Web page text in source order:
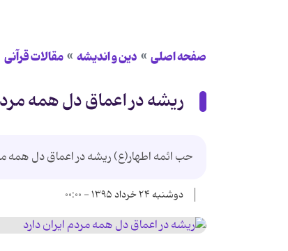
صفحه اصلی دین و اندیشه مقالات قرآنی
ریشه در اعماق دل همه
حب ائمه اطهار(ع) ریشه در اعماق دل همه
دوشنبه ۲۴ خرداد ۱۳۹۵ - ۰۰:۰۰